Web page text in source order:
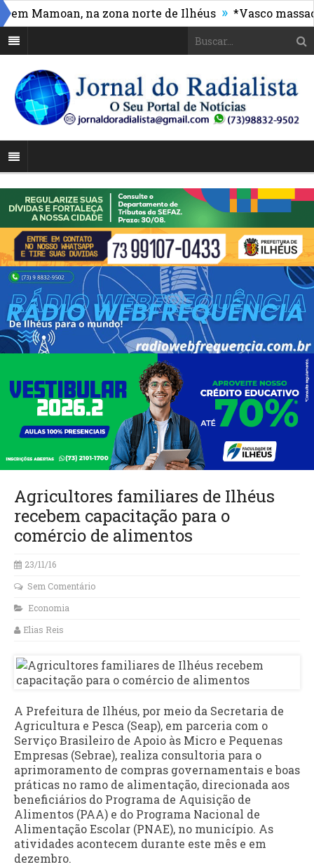
na zona norte de Ilhéus » *Vasco massacra
Agricultores familiares de Ilhéus
recebem capacitação para o
comércio de alimentos
23/11/16
Sem Comentário
Economia
Elias Reis
A Prefeitura de Ilhéus, por meio da Secretaria de
Agricultura e Pesca (Seap), em parceria com o
Serviço Brasileiro de Apoio às Micro e Pequenas
Empresas (Sebrae), realiza consultoria para o
aprimoramento de compras governamentais e boas
práticas no ramo de alimentação, direcionada aos
beneficiários do Programa de Aquisição de
Alimentos (PAA) e do Programa Nacional de
Alimentação Escolar (PNAE), no município. As
atividades acontecem durante este mês e em
dezembro.